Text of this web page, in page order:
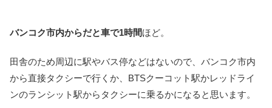
バンコク市内からだと車で1時間ほど。
田舎のため周辺に駅やバス停などはないので、バンコク市内
から直接タクシーで行くか、BTSクーコット駅かレッドライ
ンのランシット駅からタクシーに乗るかになると思います。